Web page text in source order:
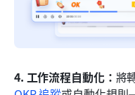
4. 工作流程自動化： 將